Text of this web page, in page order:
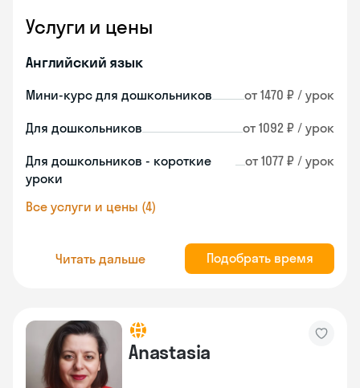
Услуги и цены
Английский язык
Мини-курс для дошкольников от 1470 ₽ / урок
Для дошкольников от 1092 ₽ / урок
Для дошкольников - короткие
уроки
от 1077 ₽ / урок
Все услуги и цены (4)
Читать дальше Подобрать время
Anastasia